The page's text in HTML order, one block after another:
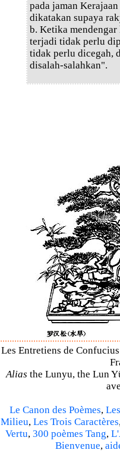
pada jaman
dikatakan supaya
b. Ketika
terjadi tidak perlu
tidak perlu dicegah,
disalah-salahkan".
Les Entretiens de
Alias the Lunyu, the Lun
Le Canon des Poèmes,
Milieu, Les Trois Caractères
Vertu, 300 poèmes Tang,
Bienvenue,